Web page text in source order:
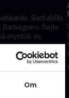
Om
Barbablås
Barbagrøns fløjte
mystisk vis